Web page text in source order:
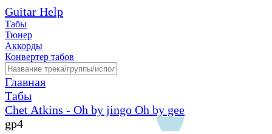
Guitar Help
Табы
Тюнер
Аккорды
Конвертер табов
Главная
Табы
Chet Atkins - Oh by jingo Oh by gee
gp4